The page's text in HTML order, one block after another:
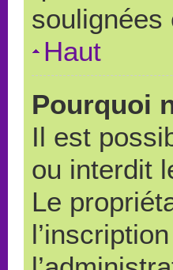
soulignées
Haut
Pourquoi
Il est
ou interdit
Le